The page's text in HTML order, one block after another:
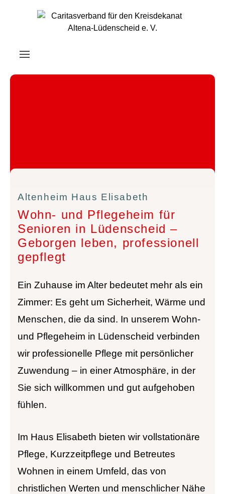
Altenheim Haus Elisabeth
Wohn- und Pflegeheim für
Senioren in Lüdenscheid –
Geborgen leben, professionell
gepflegt
Ein Zuhause im Alter bedeutet mehr als ein
Zimmer: Es geht um Sicherheit, Wärme und
Menschen, die da sind. In unserem Wohn-
und Pflegeheim in Lüdenscheid verbinden
wir professionelle Pflege mit persönlicher
Zuwendung – in einer Atmosphäre, in der
Sie sich willkommen und gut aufgehoben
fühlen.
Im Haus Elisabeth bieten wir vollstationäre
Pflege, Kurzzeitpflege und Betreutes
Wohnen in einem Umfeld, das von
christlichen Werten und menschlicher Nähe